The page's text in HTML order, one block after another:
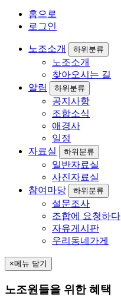
홈으로
로그인
노조소개 하위분류
노조소개
찾아오시는 길
알림
하위분류
공지사항
조합소식
애경사
일정
자료실
하위분류
일반자료실
사진자료실
참여마당
하위분류
설문조사
조합에 요청하다
자유게시판
우리동네가게
×메뉴 닫기
노조원들을 위한 혜택